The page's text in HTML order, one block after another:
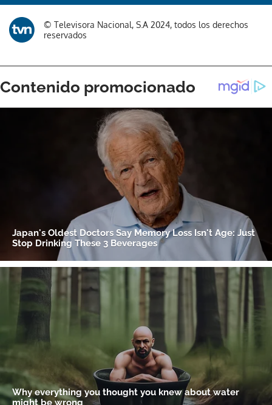
© Televisora Nacional, S.A 2024, todos los derechos
reservados